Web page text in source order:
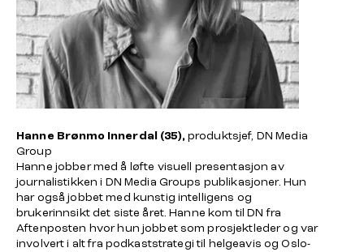
Hanne Brønmo Innerdal (35),produktsjef, DN Media
Group
Hanne jobber med å løfte visuell presentasjon av
journalistikken i DN Media Groups publikasjoner. Hun
har også jobbet med kunstig intelligens og
brukerinnsikt det siste året. Hanne kom til DN fra
Aftenposten hvor hun jobbet som prosjektleder og var
involvert i alt fra podkaststrategi til helgeavis og Oslo-